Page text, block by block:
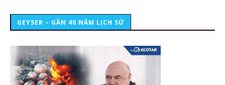
GEYSER – GẦN 40 NĂM LỊCH SỬ